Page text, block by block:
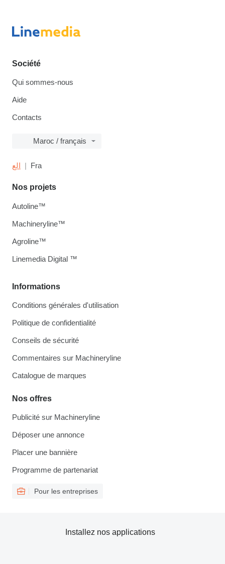
Société
Qui sommes-nous
Aide
Contacts
Maroc / français
الع Fra
Informations
Conditions générales d'utilisation
Politique de confidentialité
Conseils de sécurité
Commentaires sur Machineryline
Catalogue de marques
Nos offres
Publicité sur Machineryline
Déposer une annonce
Placer une bannière
Programme de partenariat
Pour les entreprises
Nos projets
Autoline™
Machineryline™
Agroline™
Linemedia Digital ™
Installez nos applications